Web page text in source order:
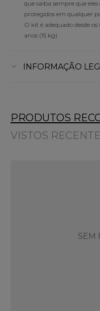
que saiba sempre que
protegidos em qualquer
O kit é adequado desde
anos (15 kg).
INFORMAÇÃO
PRODUTOS
VISTOS
SEM